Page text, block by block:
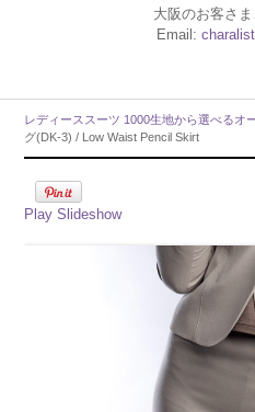
大阪のお客さ
Email:
レディーススーツ 1000生地から選べるオ
グ(DK-3) / Low Waist Pencil Skirt
Play Slideshow